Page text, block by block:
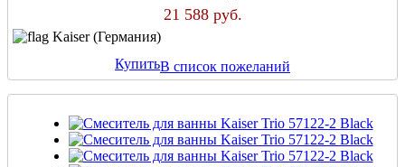
21 588 руб.
Kaiser (Германия)
КупитьВ список пожеланий